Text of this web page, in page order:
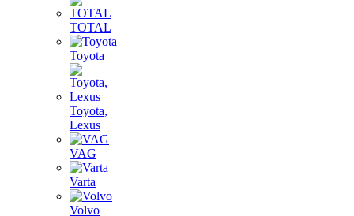
TOTAL
Toyota
Toyota,
Lexus
VAG
Varta
Volvo